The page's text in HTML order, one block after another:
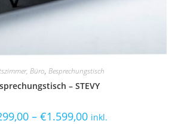
Büro, Besprechungstisch
– STEVY
– €1.599,00 inkl.